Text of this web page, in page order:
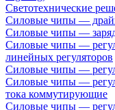
Светотехнические
Силовые чипы —
Силовые чипы —
Силовые чипы —
линейных регуляторов
Силовые чипы —
Силовые чипы —
тока коммутирующие
Силовые чипы —